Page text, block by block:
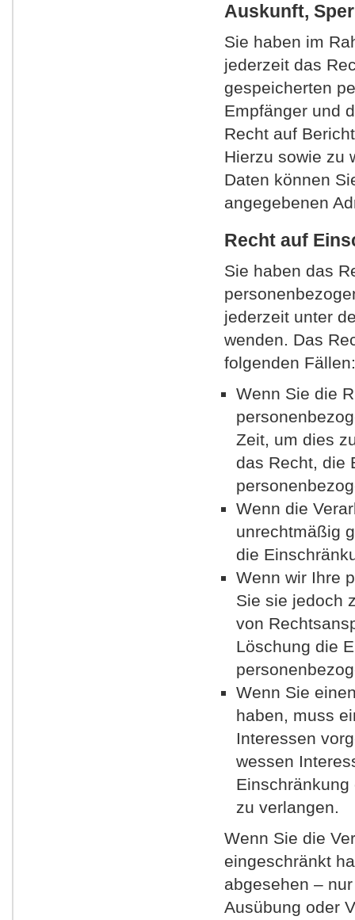
Auskunft,
Sie haben im
jederzeit das
gespeicherten
Empfänger und
Recht auf
Hierzu sowie zu
Daten können
angegebenen
Recht auf
Sie haben das
jederzeit unter
wenden. Das
folgenden Fällen:
Wenn Sie die
Zeit, um dies
das Recht, die
Wenn die
unrechtmäßig
die
Wenn wir Ihre
Sie sie jedoch
von
Löschung die
Wenn Sie
haben, muss
Interessen
wessen
zu verlangen.
Wenn Sie die
eingeschränkt
abgesehen –
Ausübung oder